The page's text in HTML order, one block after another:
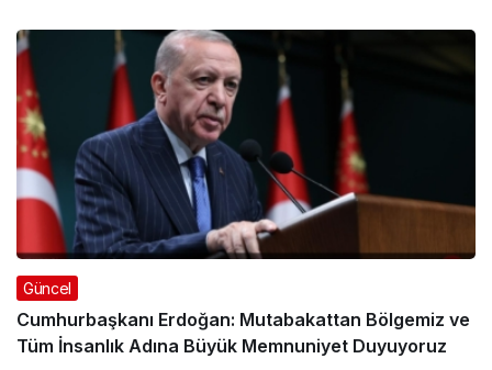
Güncel
Cumhurbaşkanı Erdoğan: Mutabakattan Bölgemiz ve
Tüm İnsanlık Adına Büyük Memnuniyet Duyuyoruz